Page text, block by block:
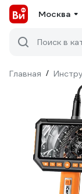
Москва
Поиск в
Главная /